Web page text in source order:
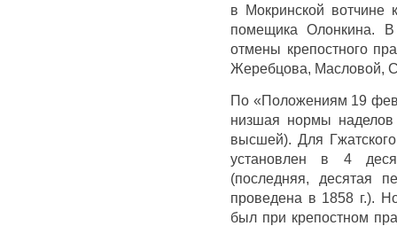
в Мокринской вотчине
помещика Олонкина. В
отмены крепостного
Жеребцова, Масловой,
По «Положениям 19
низшая нормы наделов
высшей). Для
установлен в 4
(последняя, десятая
проведена в 1858 г.).
был при крепостном